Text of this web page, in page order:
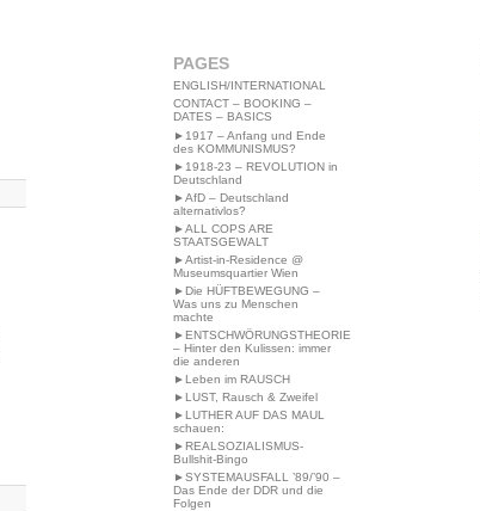
PAGES
ENGLISH/INTERNATIONAL
CONTACT – BOOKING –
DATES – BASICS
►1917 – Anfang und Ende
des KOMMUNISMUS?
►1918-23 – REVOLUTION in
Deutschland
►AfD – Deutschland
alternativlos?
►ALL COPS ARE
STAATSGEWALT
►Artist-in-Residence @
Museumsquartier Wien
►Die HÜFTBEWEGUNG –
Was uns zu Menschen
machte
►ENTSCHWÖRUNGSTHEORIE
– Hinter den Kulissen: immer
die anderen
►Leben im RAUSCH
►LUST, Rausch & Zweifel
►LUTHER AUF DAS MAUL
schauen:
►REALSOZIALISMUS-
Bullshit-Bingo
►SYSTEMAUSFALL ’89/’90 –
Das Ende der DDR und die
Folgen